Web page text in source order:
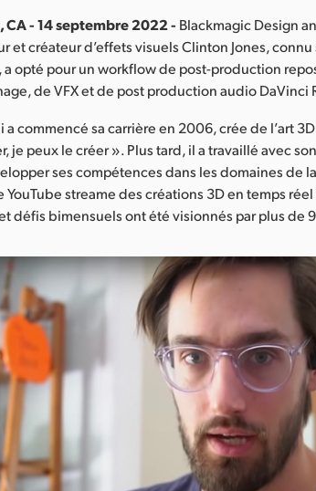
CA - 14 septembre 2022 - Blackmagic Design
et créateur d’effets visuels Clinton Jones,
a opté pour un workflow de post-production
de VFX et de post production audio DaVinci
a commencé sa carrière en 2006, crée de l’art
je peux le créer ». Plus tard, il a travaillé avec
ses compétences dans les domaines de
YouTube streame des créations 3D en temps
défis bimensuels ont été visionnés par plus de